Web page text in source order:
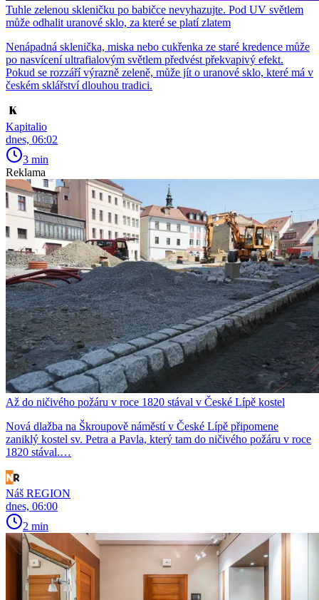
Tuhle zelenou skleničku po babičce nevyhazujte. Pod UV světlem
může odhalit uranové sklo, za které se platí zlatem
Nenápadná sklenička, miska nebo cukřenka ze staré kredence může
po nasvícení ultrafialovým světlem předvést překvapivý efekt.
Pokud se rozzáří výrazně zeleně, může jít o uranové sklo, které má v
českém sklářství dlouhou tradici.
Kapitalio
dnes, 06:02
3 min
Reklama
Až do ničivého požáru v roce 1820 stával v České Lípě kostel
Nová dlažba na Škroupově náměstí v České Lípě připomene
zaniklý kostel sv. Petra a Pavla, který tam do ničivého požáru v roce
1820 stával.…
Náš REGION
dnes, 06:00
2 min